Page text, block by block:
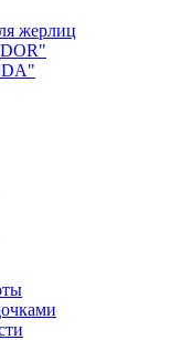
жерлиц